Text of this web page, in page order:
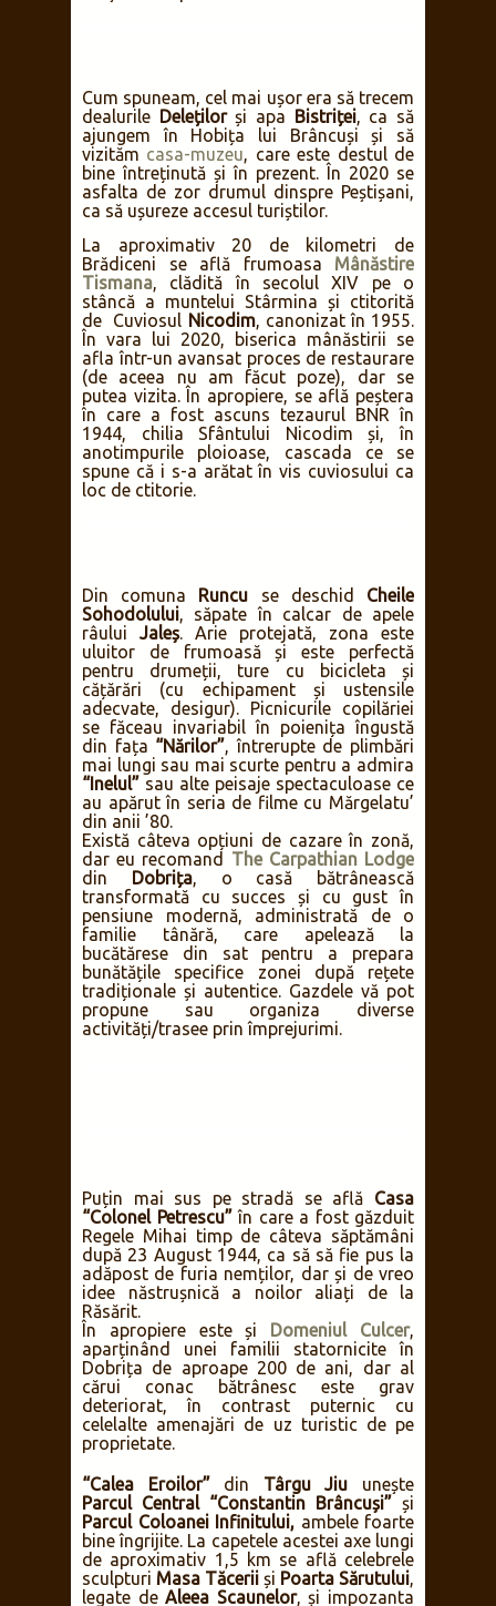
Cum spuneam, cel mai ușor era să trecem
dealurile Delețilorși apa Bistriței, ca să
ajungem în Hobița lui Brâncuși și să
vizităm casa-muzeu, care este destul de
bine întreținută și în prezent. În 2020 se
asfalta de zor drumul dinspre Peștișani,
ca să ușureze accesul turiștilor.
La aproximativ 20 de kilometri de
Brădiceni se află frumoasa Mânăstire
Tismana, clădită în secolul XIV pe o
stâncă a muntelui Stârmina și ctitorită
de Cuviosul Nicodim, canonizat în 1955.
În vara lui 2020, biserica mânăstirii se
afla într-un avansat proces de restaurare
(de aceea nu am făcut poze), dar se
putea vizita. În apropiere, se află peștera
în care a fost ascuns tezaurul BNR în
1944, chilia Sfântului Nicodim și, în
anotimpurile ploioase, cascada ce se
spune că i s-a arătat în vis cuviosului ca
loc de ctitorie.
Din comuna Runcu se deschid Cheile
Sohodolului, săpate în calcar de apele
râului Jaleș. Arie protejată, zona este
uluitor de frumoasă și este perfectă
pentru drumeții, ture cu bicicleta și
cățărări (cu echipament și ustensile
adecvate, desigur). Picnicurile copilăriei
se făceau invariabil în poienița îngustă
din fața “Nărilor”, întrerupte de plimbări
mai lungi sau mai scurte pentru a admira
“Inelul” sau alte peisaje spectaculoase ce
au apărut în seria de filme cu Mărgelatu’
din anii ’80.
Există câteva opțiuni de cazare în zonă,
dar eu recomand The Carpathian Lodge
din Dobrița, o casă bătrânească
transformată cu succes și cu gust în
pensiune modernă, administrată de o
familie tânără, care apelează la
bucătărese din sat pentru a prepara
bunătățile specifice zonei după rețete
tradiționale și autentice. Gazdele vă pot
propune sau organiza diverse
activități/trasee prin împrejurimi.
Puțin mai sus pe stradă se află Casa
“Colonel Petrescu”în care a fost găzduit
Regele Mihai timp de câteva săptămâni
după 23 August 1944, ca să să fie pus la
adăpost de furia nemților, dar și de vreo
idee năstrușnică a noilor aliați de la
Răsărit.
În apropiere este și Domeniul Culcer,
aparținând unei familii statornicite în
Dobrița de aproape 200 de ani, dar al
cărui conac bătrânesc este grav
deteriorat, în contrast puternic cu
celelalte amenajări de uz turistic de pe
proprietate.
“Calea Eroilor”din Târgu Jiu unește
Parcul Central “Constantin Brâncuși” și
Parcul Coloanei Infinitului, ambele foarte
bine îngrijite. La capetele acestei axe lungi
de aproximativ 1,5 km se află celebrele
sculpturi Masa Tăcerii și Poarta Sărutului,
legate deAleea Scaunelor, și impozanta